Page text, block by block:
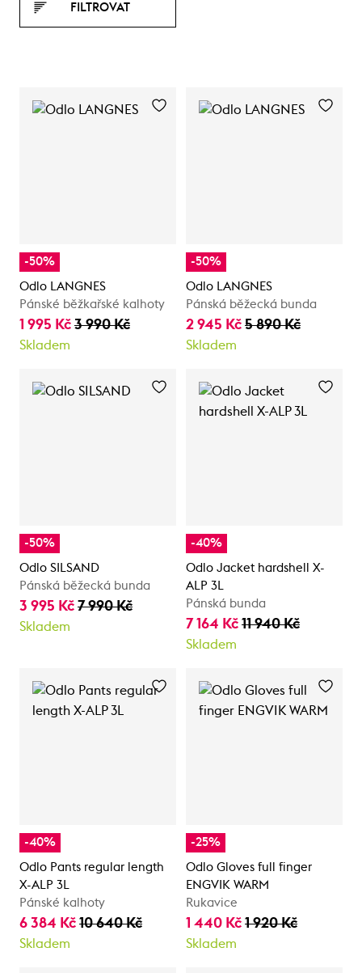
FILTROVAT
-50%
Odlo LANGNES
Pánské běžkařské kalhoty
1 995 Kč 3 990 Kč
Skladem
-50%
Odlo LANGNES
Pánská běžecká bunda
2 945 Kč 5 890 Kč
Skladem
-50%
Odlo SILSAND
Pánská běžecká bunda
3 995 Kč 7 990 Kč
Skladem
-40%
Odlo Jacket hardshell X-
ALP 3L
Pánská bunda
7 164 Kč 11 940 Kč
Skladem
-40%
Odlo Pants regular length
X-ALP 3L
Pánské kalhoty
6 384 Kč 10 640 Kč
Skladem
-25%
Odlo Gloves full finger
ENGVIK WARM
Rukavice
1 440 Kč 1 920 Kč
Skladem